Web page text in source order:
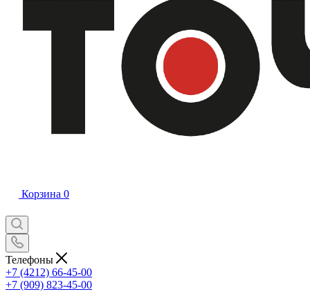
Корзина 0
Телефоны
+7 (4212) 66-45-00
+7 (909) 823-45-00